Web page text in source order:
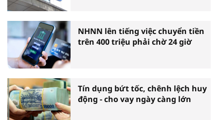
NHNN lên tiếng việc chuyển tiền
trên 400 triệu phải chờ 24 giờ
Tín dụng bứt tốc, chênh lệch huy
động - cho vay ngày càng lớn